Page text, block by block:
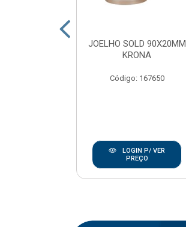
JOELHO SOLD 90X20MM
KRONA
Código: 167650
LOGIN P/ VER
PREÇO